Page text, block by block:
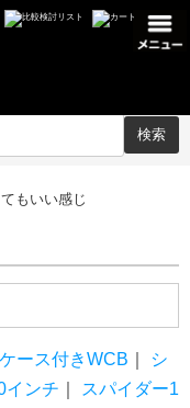
検索
もいい感じ
ース付きWCB
シ
インチ スパイダー1